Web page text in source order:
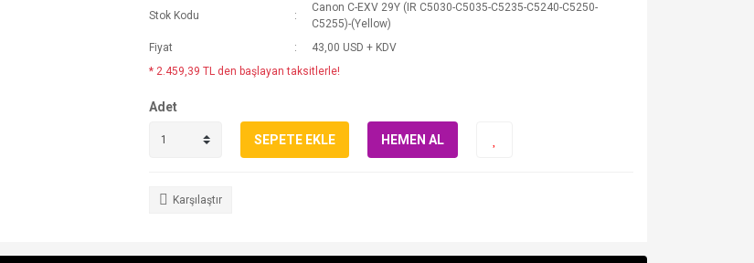
Stok Kodu
Canon C-EXV 29Y (IR C5030-C5035-C5235-C5240-C5250-
C5255)-(Yellow)
Fiyat
43,00 USD + KDV
* 2.459,39 TL den başlayan taksitlerle!
Adet
SEPETE EKLE HEMEN AL
Karşılaştır